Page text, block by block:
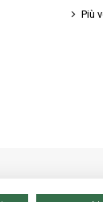
Più